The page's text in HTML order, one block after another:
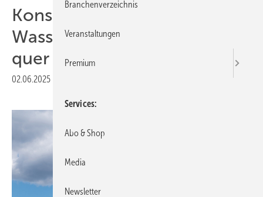
Konsortium plant
Wasserstoff-Korridor für Lkw
quer durch Europa
02.06.2025
Branchenverzeichnis
Veranstaltungen
Premium
Services
Abo & Shop
Media
Newsletter